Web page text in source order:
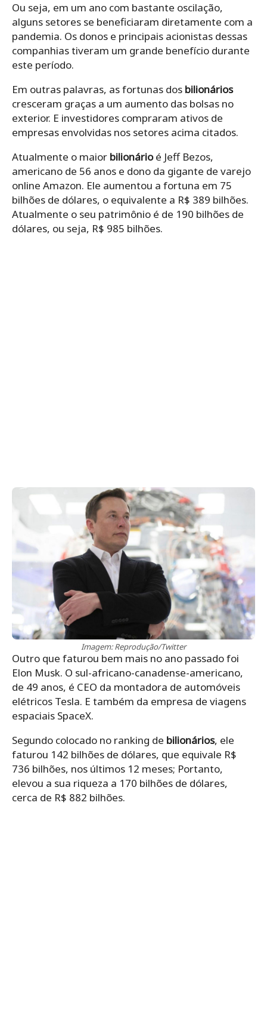
Ou seja, em um ano com bastante oscilação,
alguns setores se beneficiaram diretamente com a
pandemia. Os donos e principais acionistas dessas
companhias tiveram um grande benefício durante
este período.
Em outras palavras, as fortunas dos bilionários
cresceram graças a um aumento das bolsas no
exterior. E investidores compraram ativos de
empresas envolvidas nos setores acima citados.
Atualmente o maior bilionárioé Jeff Bezos,
americano de 56 anos e dono da gigante de varejo
online Amazon. Ele aumentou a fortuna em 75
bilhões de dólares, o equivalente a R$ 389 bilhões.
Atualmente o seu patrimônio é de 190 bilhões de
dólares, ou seja, R$ 985 bilhões.
Imagem: Reprodução/Twitter
Outro que faturou bem mais no ano passado foi
Elon Musk. O sul-africano-canadense-americano,
de 49 anos, é CEO da montadora de automóveis
elétricos Tesla. E também da empresa de viagens
espaciais SpaceX.
Segundo colocado no ranking de bilionários, ele
faturou 142 bilhões de dólares, que equivale R$
736 bilhões, nos últimos 12 meses; Portanto,
elevou a sua riqueza a 170 bilhões de dólares,
cerca de R$ 882 bilhões.